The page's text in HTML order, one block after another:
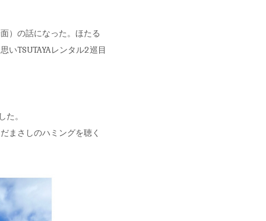
）の話になった。ほたる
いTSUTAYAレンタル2巡目
。
まさしのハミングを聴く